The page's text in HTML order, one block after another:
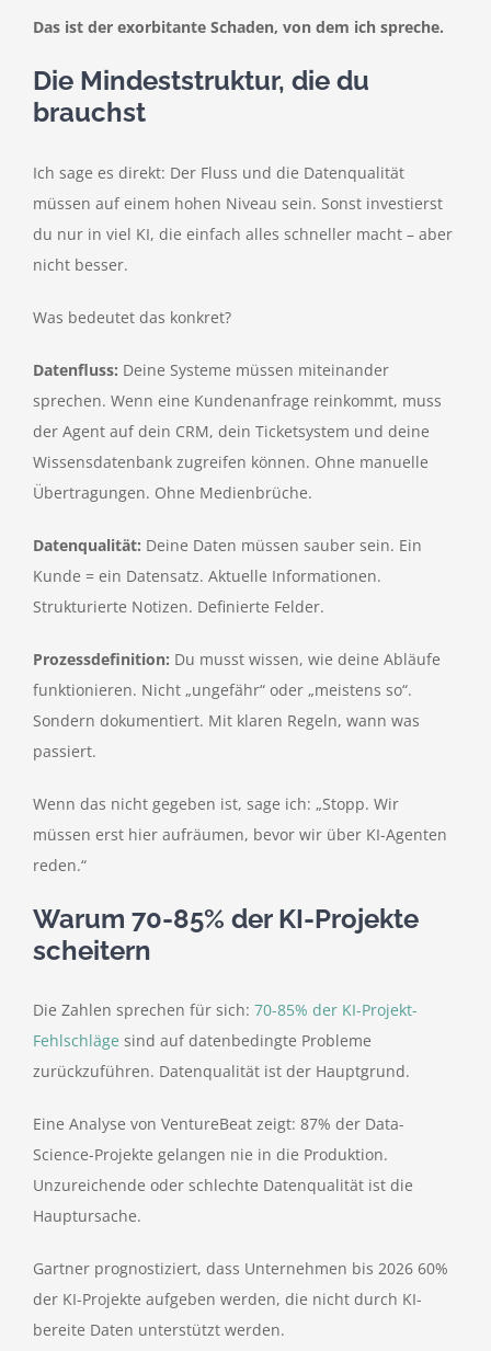
Das ist der exorbitante Schaden, von dem ich spreche.
Die Mindeststruktur, die du
brauchst
Ich sage es direkt: Der Fluss und die Datenqualität
müssen auf einem hohen Niveau sein. Sonst investierst
du nur in viel KI, die einfach alles schneller macht – aber
nicht besser.
Was bedeutet das konkret?
Datenfluss: Deine Systeme müssen miteinander
sprechen. Wenn eine Kundenanfrage reinkommt, muss
der Agent auf dein CRM, dein Ticketsystem und deine
Wissensdatenbank zugreifen können. Ohne manuelle
Übertragungen. Ohne Medienbrüche.
Datenqualität: Deine Daten müssen sauber sein. Ein
Kunde = ein Datensatz. Aktuelle Informationen.
Strukturierte Notizen. Definierte Felder.
Prozessdefinition: Du musst wissen, wie deine Abläufe
funktionieren. Nicht „ungefähr“ oder „meistens so“.
Sondern dokumentiert. Mit klaren Regeln, wann was
passiert.
Wenn das nicht gegeben ist, sage ich: „Stopp. Wir
müssen erst hier aufräumen, bevor wir über KI-Agenten
reden.“
Warum 70-85% der KI-Projekte
scheitern
Die Zahlen sprechen für sich: 70-85% der KI-Projekt-
Fehlschläge sind auf datenbedingte Probleme
zurückzuführen. Datenqualität ist der Hauptgrund.
Eine Analyse von VentureBeat zeigt: 87% der Data-
Science-Projekte gelangen nie in die Produktion.
Unzureichende oder schlechte Datenqualität ist die
Hauptursache.
Gartner prognostiziert, dass Unternehmen bis 2026 60%
der KI-Projekte aufgeben werden, die nicht durch KI-
bereite Daten unterstützt werden.